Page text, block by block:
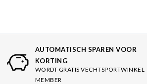
AUTOMATISCH SPAREN VOOR
KORTING
WORDT GRATIS VECHTSPORTWINKEL
MEMBER